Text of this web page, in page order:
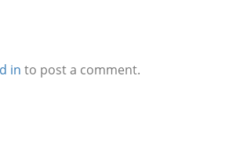
in to post a comment.